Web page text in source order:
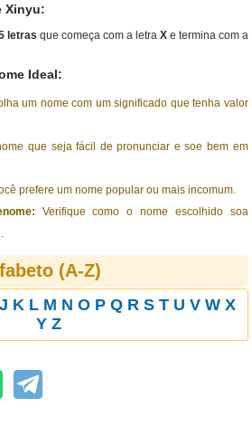
Xinyu:
letras que começa com a letra Xe termina com a
Ideal:
um nome com um significado que tenha valor
que seja fácil de pronunciar e soe bem em
prefere um nome popular ou mais incomum.
Verifique como o nome escolhido soa
(A-Z)
J K L M N O P Q R S T U V W X
Y Z